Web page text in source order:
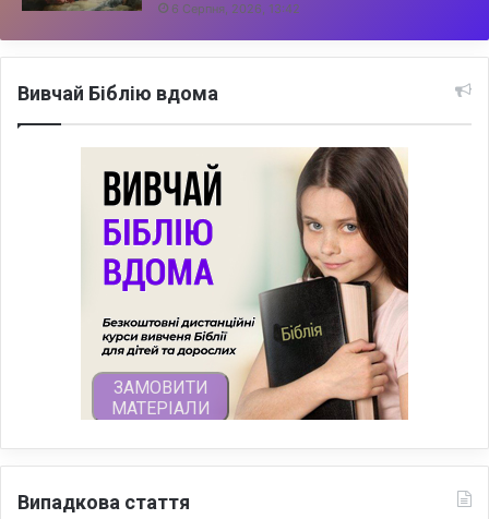
6 Серпня, 2026, 13:42
Вивчай Біблію вдома
Випадкова стаття